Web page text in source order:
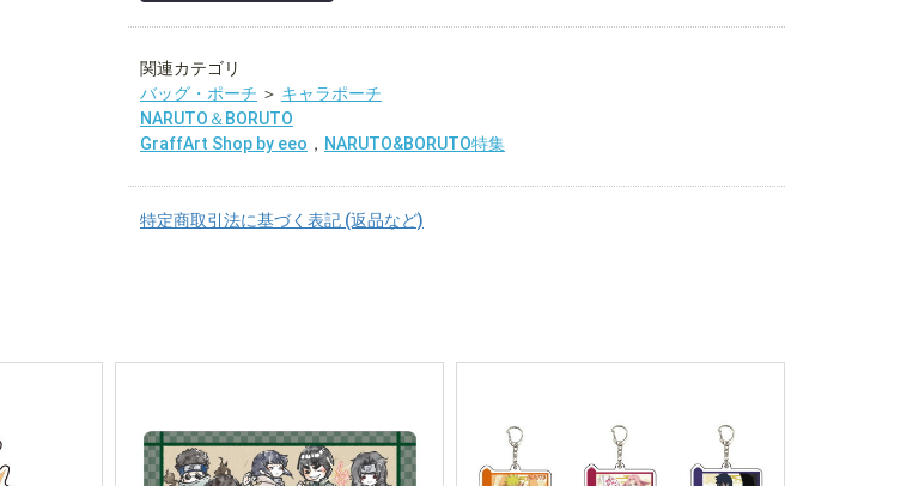
関連カテゴリ
バッグ・ポーチ ＞ キャラポーチ
NARUTO＆BORUTO
GraffArt Shop by eeo ， NARUTO&BORUTO特集
特定商取引法に基づく表記 (返品など)